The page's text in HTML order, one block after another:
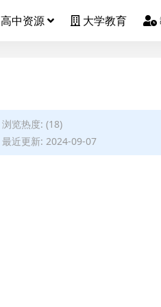
高中资源 大学教育
浏览热度: (18)
最近更新: 2024-09-07